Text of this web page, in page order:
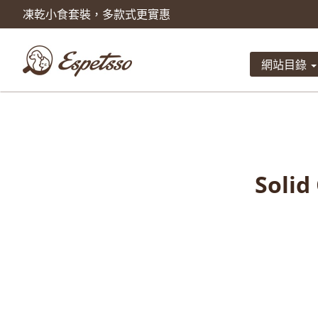
凍乾小食套裝，多款式更實惠
產品已被加入到購物車
數量
總計
網站目錄
Solid